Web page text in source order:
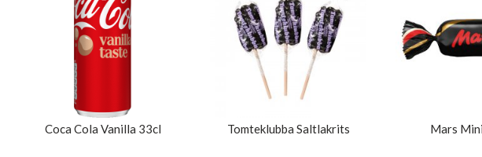
Coca Cola Vanilla 33cl Tomteklubba Saltlakrits Mars